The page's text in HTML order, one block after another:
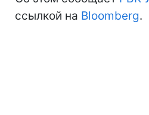
ссылкой на Bloomberg.